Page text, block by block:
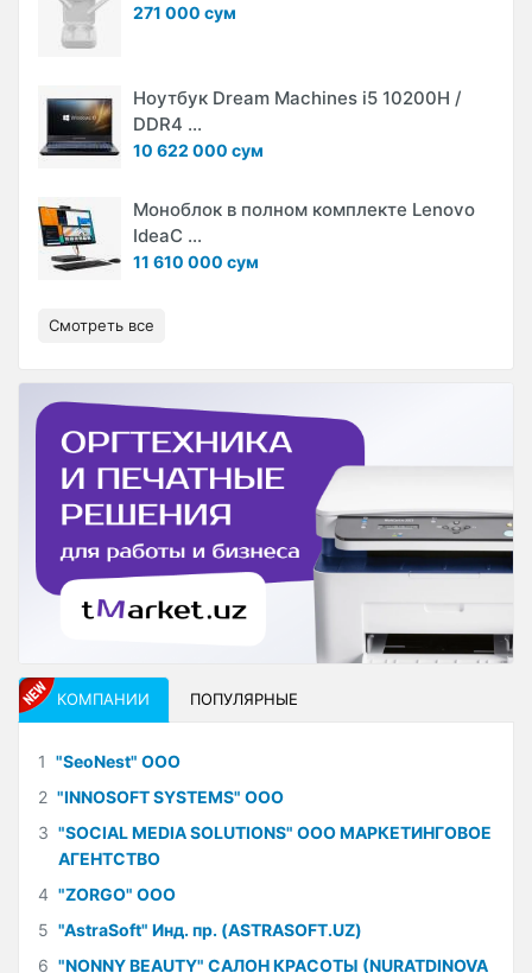
271 000 сум
Ноутбук Dream Machines i5 10200H /
DDR4 ...
10 622 000 сум
Моноблок в полном комплекте Lenovo
IdeaC ...
11 610 000 сум
Смотреть все
КОМПАНИИ ПОПУЛЯРНЫЕ
1 "SeoNest" ООО
2 "INNOSOFT SYSTEMS" ООО
3 "SOCIAL MEDIA SOLUTIONS" ООО МАРКЕТИНГОВОЕ
АГЕНТСТВО
4 "ZORGO" ООО
5 "AstraSoft" Инд. пр. (ASTRASOFT.UZ)
6 "NONNY BEAUTY" САЛОН КРАСОТЫ (NURATDINOVA